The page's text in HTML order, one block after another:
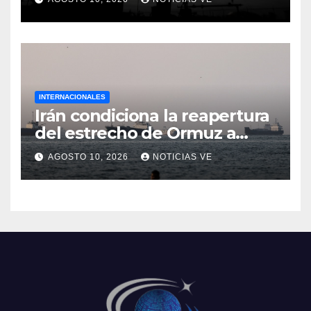
semestre desde 2015
INTERNACIONALES
Irán condiciona la reapertura
del estrecho de Ormuz a
concesiones de EEUU
AGOSTO 10, 2026 NOTICIAS VE